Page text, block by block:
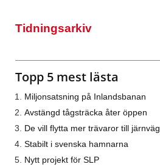
Tidningsarkiv
Topp 5 mest lästa
Miljonsatsning på Inlandsbanan
Avstängd tågsträcka åter öppen
De vill flytta mer trävaror till järnväg
Stabilt i svenska hamnarna
Nytt projekt för SLP